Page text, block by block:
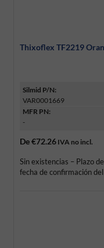
Thixoflex TF2219
Silmid P/N:
VAR0001669
MFR PN:
-
De€72.26IVA no incl.
Sin existencias – Plazo
fecha de confirmación